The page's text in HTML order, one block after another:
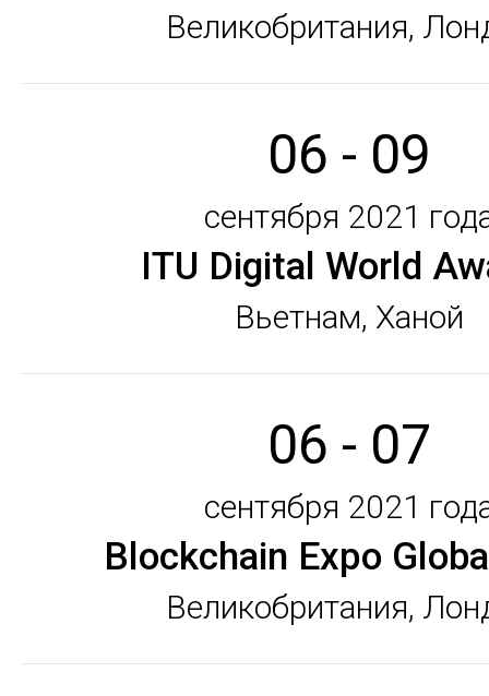
Великобритания,
06 - 09
сентября 2021
ITU Digital World
Вьетнам, Ханой
06 - 07
сентября 2021
Blockchain Expo
Великобритания,